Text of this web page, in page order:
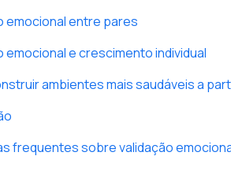
emocional entre pares
emocional e crescimento individual
ambientes mais saudáveis a
frequentes sobre validação